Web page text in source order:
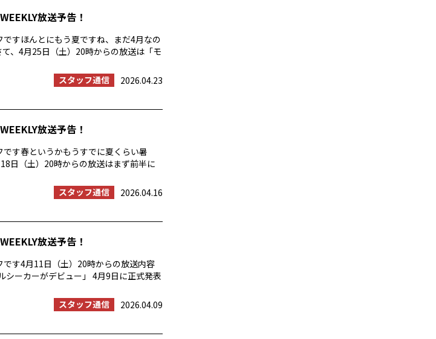
放送予告！
ですほんとにもう夏ですね、まだ4月なの
、4月25日（土）20時からの放送は「モ
スタッフ通信
2026.04.23
放送予告！
です春というかもうすでに夏くらい暑
日（土）20時からの放送はまず前半に
スタッフ通信
2026.04.16
放送予告！
です4月11日（土）20時からの放送内容
シーカーがデビュー」 4月9日に正式発表
スタッフ通信
2026.04.09